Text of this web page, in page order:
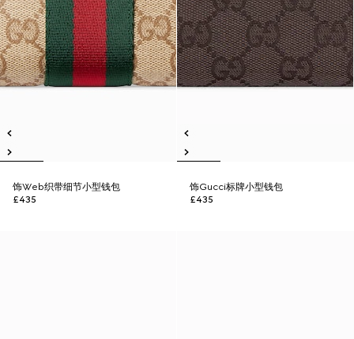
饰Web织带细节小型钱包
£435
饰Gucci标牌小型钱包
£435